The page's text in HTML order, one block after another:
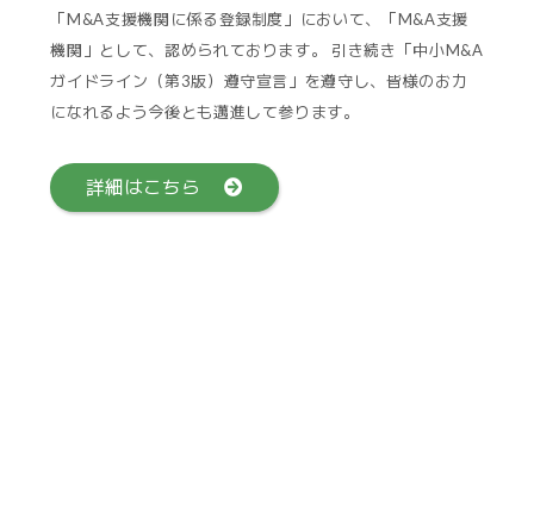
「M&A支援機関に係る登録制度」において、「M&A支援
機関」として、認められております。 引き続き「中小M&A
ガイドライン（第3版）遵守宣言」を遵守し、皆様のお力
になれるよう今後とも邁進して参ります。
詳細はこちら